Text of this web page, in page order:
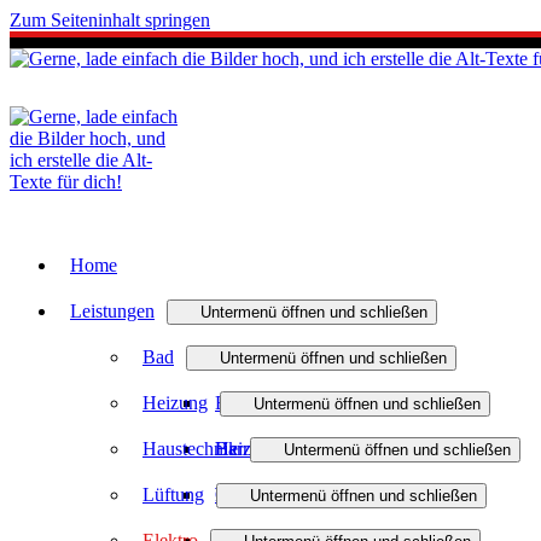
Zum Seiteninhalt springen
Home
Leistungen Untermenü öffnen und schließen
Bad Untermenü öffnen und schließen
Badmodernisierung
Barrierefreies Bad
Badinspiration und Musterbäder
Heizung Untermenü öffnen und schließen
Heizungsmodernisierung
Öl- und Gasheizung
Haustechnik Untermenü öffnen und schließen
Wasser / Trinkwasser
Lüftung Untermenü öffnen und schließen